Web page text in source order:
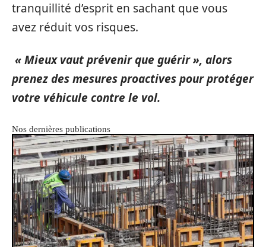
tranquillité d’esprit en sachant que vous
avez réduit vos risques.
« Mieux vaut prévenir que guérir », alors
prenez des mesures proactives pour protéger
votre véhicule contre le vol.
Nos dernières publications